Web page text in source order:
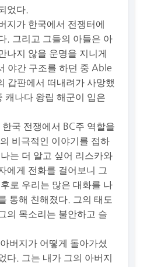
었다.
지가 한국에서 전쟁터에
. 그리고 그들의 아들은 아
나지 않을 운명을 지니게
야간 구조를 하던 중 Able
갑판에서 떠내려가 사망했
캐나다 왕립 해군이 입은
국 전쟁에서 BC주 역할을
비극적인 이야기를 접하
는 더 알고 싶어 리스카와
에게 전화를 걸어보니 그
로 우리는 많은 대화를 나
통해 친해졌다. 그의 태도
의 목소리는 불안하고 슬
버지가 어떻게 돌아가셨
다. 그는 내가 그의 아버지